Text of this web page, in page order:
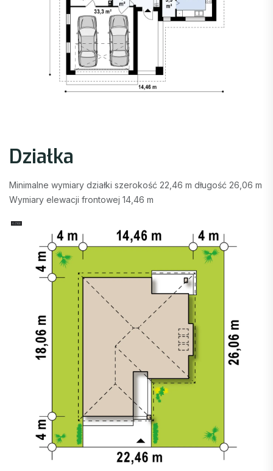
Działka
Minimalne wymiary działki szerokość 22,46 m długość 26,06 m
Wymiary elewacji frontowej 14,46 m